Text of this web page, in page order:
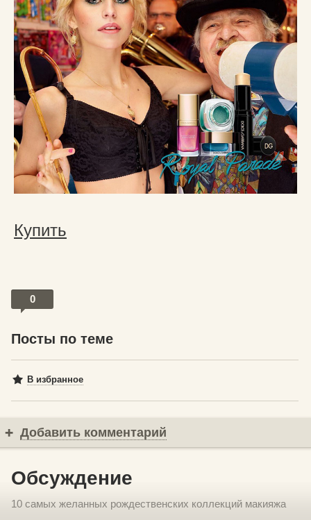
Купить
0
Посты по теме
В избранное
Добавить комментарий
Обсуждение
10 самых желанных рождественских коллекций макияжа